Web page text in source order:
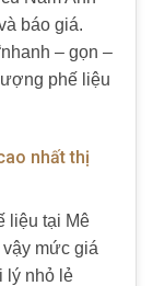
báo giá.
– gọn –
phế liệu
nhất thị
liệu tại Mê
mức giá
lý nhỏ lẻ